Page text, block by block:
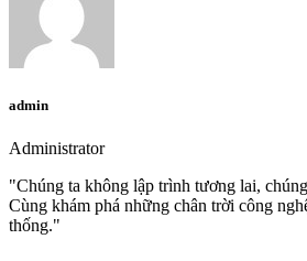
admin
Administrator
"Chúng ta không lập trình tương lai,
Cùng khám phá những chân trời công
thống."